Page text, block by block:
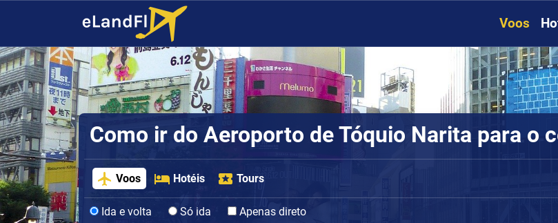
Voos
Como ir do Aeroporto de Tóquio Narita para o
Voos Hotéis Tours
Ida e volta Só ida
Apenas direto